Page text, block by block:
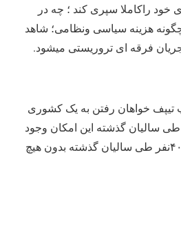
خود راکاملا سپری کند ؛ چه در
هزینه سیاسی ونظامی؛ شاهد
فرقه ای تروریستی میشود.
تیپف خواهان رفتن به یک کشوری
طی سالیان گذشته این امکان وجود
داشته است وتعدادبالغ بر۴۰۰نفر طی سالیان گذشته بدون هیچ